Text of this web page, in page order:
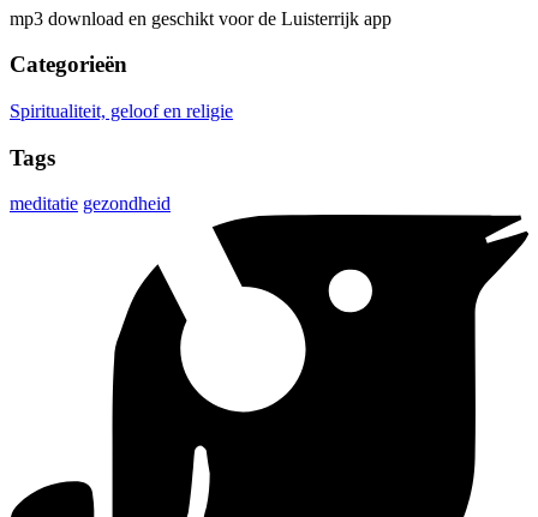
mp3 download en geschikt voor de Luisterrijk app
Categorieën
Spiritualiteit, geloof en religie
Tags
meditatie gezondheid